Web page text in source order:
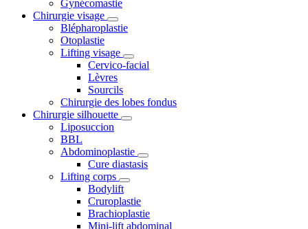
Gynécomastie
Chirurgie visage
Blépharoplastie
Otoplastie
Lifting visage
Cervico-facial
Lèvres
Sourcils
Chirurgie des lobes fondus
Chirurgie silhouette
Liposuccion
BBL
Abdominoplastie
Cure diastasis
Lifting corps
Bodylift
Cruroplastie
Brachioplastie
Mini-lift abdominal